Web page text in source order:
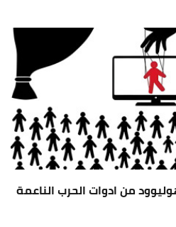
من ادوات الحرب الناعمة